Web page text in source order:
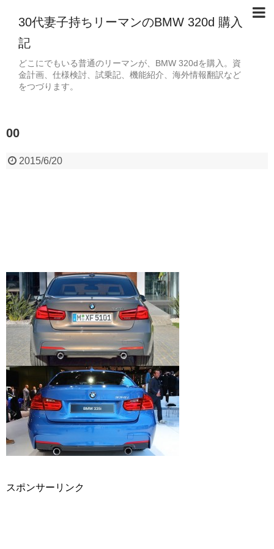
30代妻子持ちリーマンのBMW 320d 購入
記
どこにでもいる普通のリーマンが、BMW 320dを購入。資
金計画、仕様検討、試乗記、機能紹介、海外情報翻訳など
をつづります。
00
2015/6/20
スポンサーリンク